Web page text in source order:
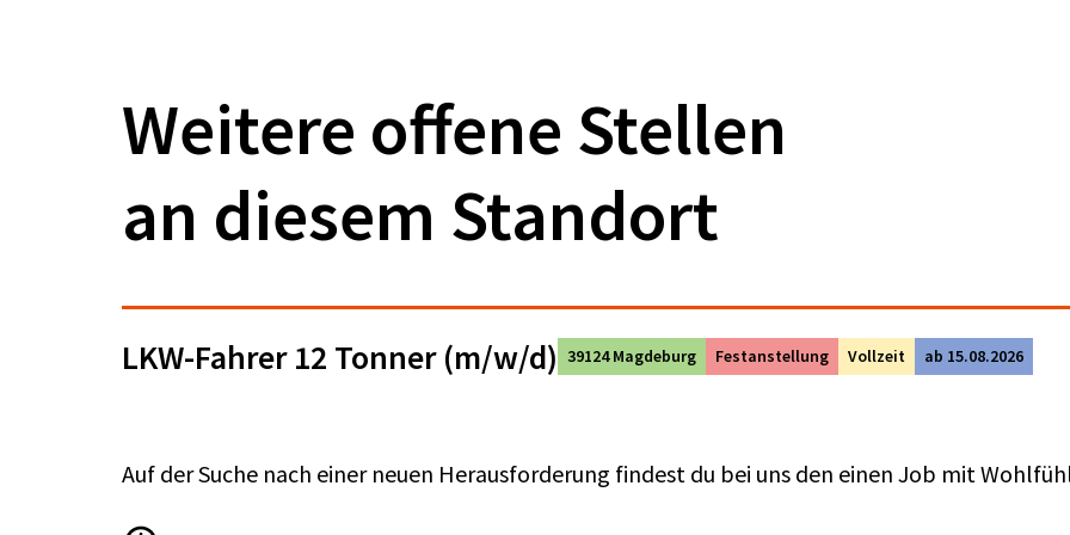
Weitere offene Stellen
an diesem Standort
LKW-Fahrer 12 Tonner (m/w/d) 39124 Magdeburg Festanstellung Vollzeit ab 15.08.2026
Auf der Suche nach einer neuen Herausforderung findest du bei uns den einen Job mit